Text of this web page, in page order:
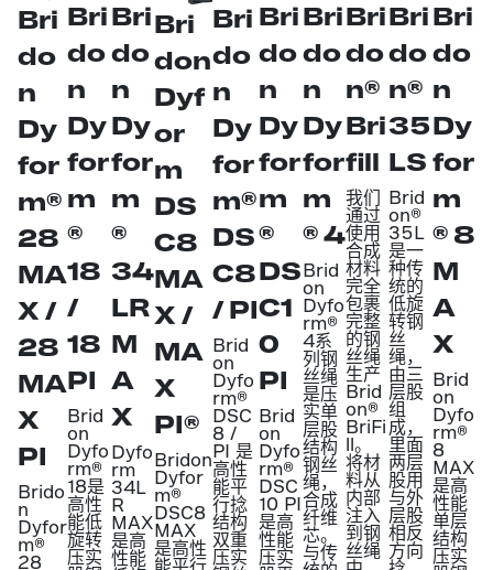
Bri
do
n
Dy
for
m®
28
MA
X /
28
MA
X
PI
Brido
n
Dyfor
m®
28
Bri
do
n
Dy
for
m
®
18
/
18
PI
Brid
on
Dyfo
rm®
18是
高性
能低
旋转
压实
Bri
do
n
Dy
for
m
®
34
LR
M
A
X
Dyfo
rm
34L
R
MAX
是高
性能
Bri
don
Dyf
or
m
DS
C8
MA
X /
MA
X
PI®
Bridon
Dyfor
m®
DSC8
MAX
是高性
能平行
Bri
do
n
Dy
for
m®
DS
C8
/ PI
Brid
on
Dyfo
rm®
DSC
8 /
PI 是
高性
能平
行捻
结构
双重
压实
Bri
do
n
Dy
for
m
®
DS
C1
0
PI
Brid
on
Dyfo
rm®
DSC
10 PI
是高
性能
压实
Bri
do
n
Dy
for
m
® 4
Brid
on
Dyfo
rm®
4系
列钢
丝绳
是压
实单
层股
结构
钢丝
绳，
合成
纤维
芯。
与传
Bri
do
n®
Bri
fill
我们
通过
使用
合成
材料
完全
包裹
完整
的钢
丝绳
生产
Brid
on®
BriFi
ll。
将材
料从
内部
注入
到钢
丝绳
Bri
do
n®
35
LS
Brid
on®
35L
是一
种传
统的
低旋
转钢
丝
绳，
由三
层股
组
成，
里面
两层
股用
与外
层股
相反
方向
Bri
do
n
Dy
for
m
® 8
M
A
X
Brid
on
Dyfo
rm®
8
MAX
是高
性能
单层
结构
压实